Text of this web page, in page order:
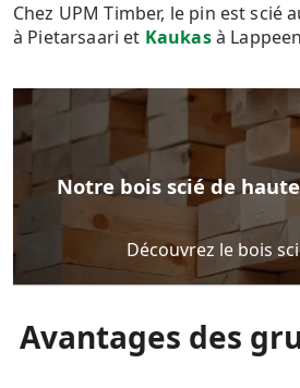
Chez UPM Timber, le pin est scié
à Pietarsaari et Kaukasà
Notre bois scié de
Découvrez le bois
Avantages des